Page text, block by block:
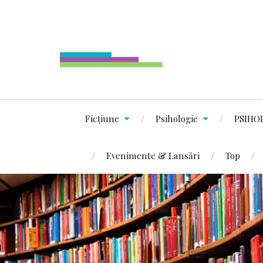
Ficțiune Psihologie
Evenimente & Lansări Top